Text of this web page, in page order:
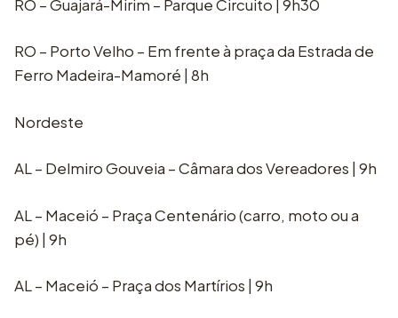
RO – Guajará-Mirim – Parque Circuito | 9h30
RO – Porto Velho – Em frente à praça da Estrada de
Ferro Madeira-Mamoré | 8h
Nordeste
AL – Delmiro Gouveia – Câmara dos Vereadores | 9h
AL – Maceió – Praça Centenário (carro, moto ou a
pé) | 9h
AL – Maceió – Praça dos Martírios | 9h